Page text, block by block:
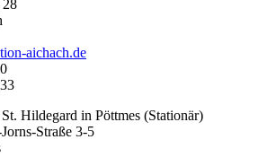
28
aichach.de
Hildegard in Pöttmes (Stationär)
Straße 3-5